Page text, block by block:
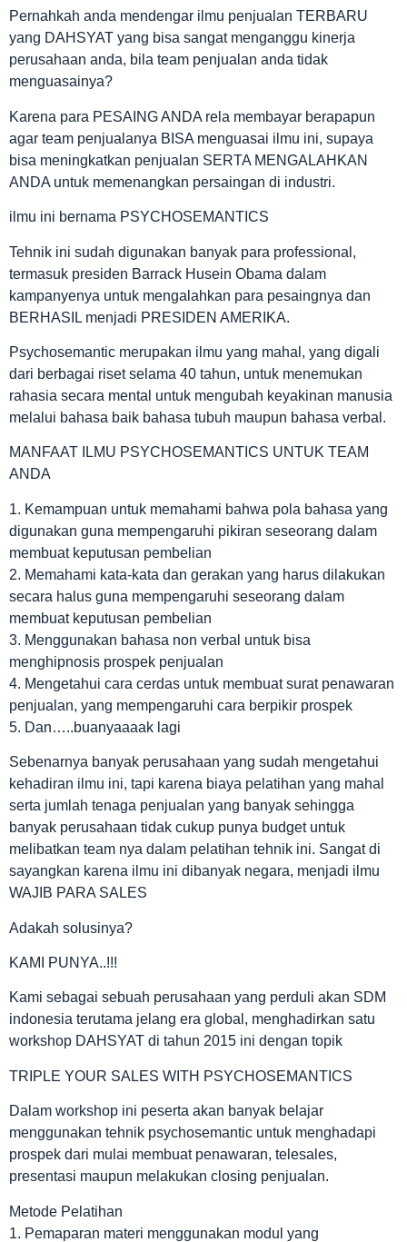
Pernahkah anda mendengar ilmu penjualan TERBARU
yang DAHSYAT yang bisa sangat menganggu kinerja
perusahaan anda, bila team penjualan anda tidak
menguasainya?
Karena para PESAING ANDA rela membayar berapapun
agar team penjualanya BISA menguasai ilmu ini, supaya
bisa meningkatkan penjualan SERTA MENGALAHKAN
ANDA untuk memenangkan persaingan di industri.
ilmu ini bernama PSYCHOSEMANTICS
Tehnik ini sudah digunakan banyak para professional,
termasuk presiden Barrack Husein Obama dalam
kampanyenya untuk mengalahkan para pesaingnya dan
BERHASIL menjadi PRESIDEN AMERIKA.
Psychosemantic merupakan ilmu yang mahal, yang digali
dari berbagai riset selama 40 tahun, untuk menemukan
rahasia secara mental untuk mengubah keyakinan manusia
melalui bahasa baik bahasa tubuh maupun bahasa verbal.
MANFAAT ILMU PSYCHOSEMANTICS UNTUK TEAM
ANDA
1. Kemampuan untuk memahami bahwa pola bahasa yang
digunakan guna mempengaruhi pikiran seseorang dalam
membuat keputusan pembelian
2. Memahami kata-kata dan gerakan yang harus dilakukan
secara halus guna mempengaruhi seseorang dalam
membuat keputusan pembelian
3. Menggunakan bahasa non verbal untuk bisa
menghipnosis prospek penjualan
4. Mengetahui cara cerdas untuk membuat surat penawaran
penjualan, yang mempengaruhi cara berpikir prospek
5. Dan…..buanyaaaak lagi
Sebenarnya banyak perusahaan yang sudah mengetahui
kehadiran ilmu ini, tapi karena biaya pelatihan yang mahal
serta jumlah tenaga penjualan yang banyak sehingga
banyak perusahaan tidak cukup punya budget untuk
melibatkan team nya dalam pelatihan tehnik ini. Sangat di
sayangkan karena ilmu ini dibanyak negara, menjadi ilmu
WAJIB PARA SALES
Adakah solusinya?
KAMI PUNYA..!!!
Kami sebagai sebuah perusahaan yang perduli akan SDM
indonesia terutama jelang era global, menghadirkan satu
workshop DAHSYAT di tahun 2015 ini dengan topik
TRIPLE YOUR SALES WITH PSYCHOSEMANTICS
Dalam workshop ini peserta akan banyak belajar
menggunakan tehnik psychosemantic untuk menghadapi
prospek dari mulai membuat penawaran, telesales,
presentasi maupun melakukan closing penjualan.
Metode Pelatihan
1. Pemaparan materi menggunakan modul yang